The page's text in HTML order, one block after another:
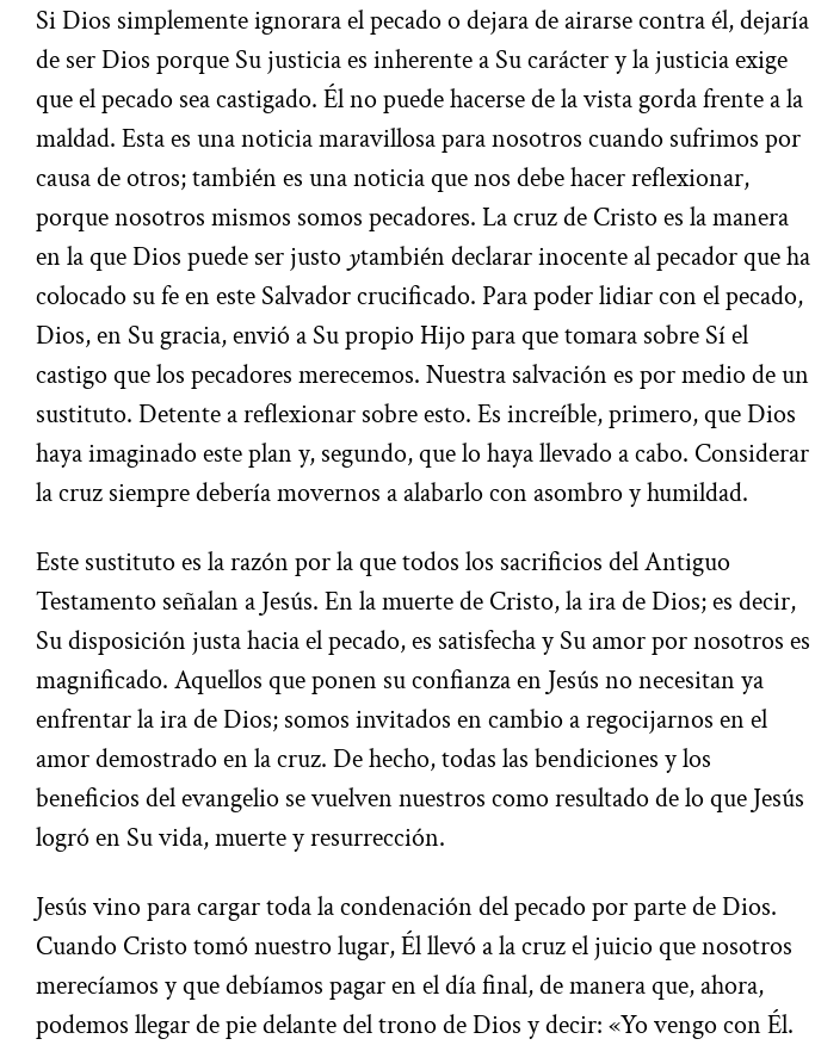
Si Dios simplemente ignorara el pecado o dejara de airarse contra él, dejaría
de ser Dios porque Su justicia es inherente a Su carácter y la justicia exige
que el pecado sea castigado. Él no puede hacerse de la vista gorda frente a la
maldad. Esta es una noticia maravillosa para nosotros cuando sufrimos por
causa de otros; también es una noticia que nos debe hacer reflexionar,
porque nosotros mismos somos pecadores. La cruz de Cristo es la manera
en la que Dios puede ser justo ytambién declarar inocente al pecador que ha
colocado su fe en este Salvador crucificado. Para poder lidiar con el pecado,
Dios, en Su gracia, envió a Su propio Hijo para que tomara sobre Sí el
castigo que los pecadores merecemos. Nuestra salvación es por medio de un
sustituto. Detente a reflexionar sobre esto. Es increíble, primero, que Dios
haya imaginado este plan y, segundo, que lo haya llevado a cabo. Considerar
la cruz siempre debería movernos a alabarlo con asombro y humildad.
Este sustituto es la razón por la que todos los sacrificios del Antiguo
Testamento señalan a Jesús. En la muerte de Cristo, la ira de Dios; es decir,
Su disposición justa hacia el pecado, es satisfecha y Su amor por nosotros es
magnificado. Aquellos que ponen su confianza en Jesús no necesitan ya
enfrentar la ira de Dios; somos invitados en cambio a regocijarnos en el
amor demostrado en la cruz. De hecho, todas las bendiciones y los
beneficios del evangelio se vuelven nuestros como resultado de lo que Jesús
logró en Su vida, muerte y resurrección.
Jesús vino para cargar toda la condenación del pecado por parte de Dios.
Cuando Cristo tomó nuestro lugar, Él llevó a la cruz el juicio que nosotros
merecíamos y que debíamos pagar en el día final, de manera que, ahora,
podemos llegar de pie delante del trono de Dios y decir: «Yo vengo con Él.